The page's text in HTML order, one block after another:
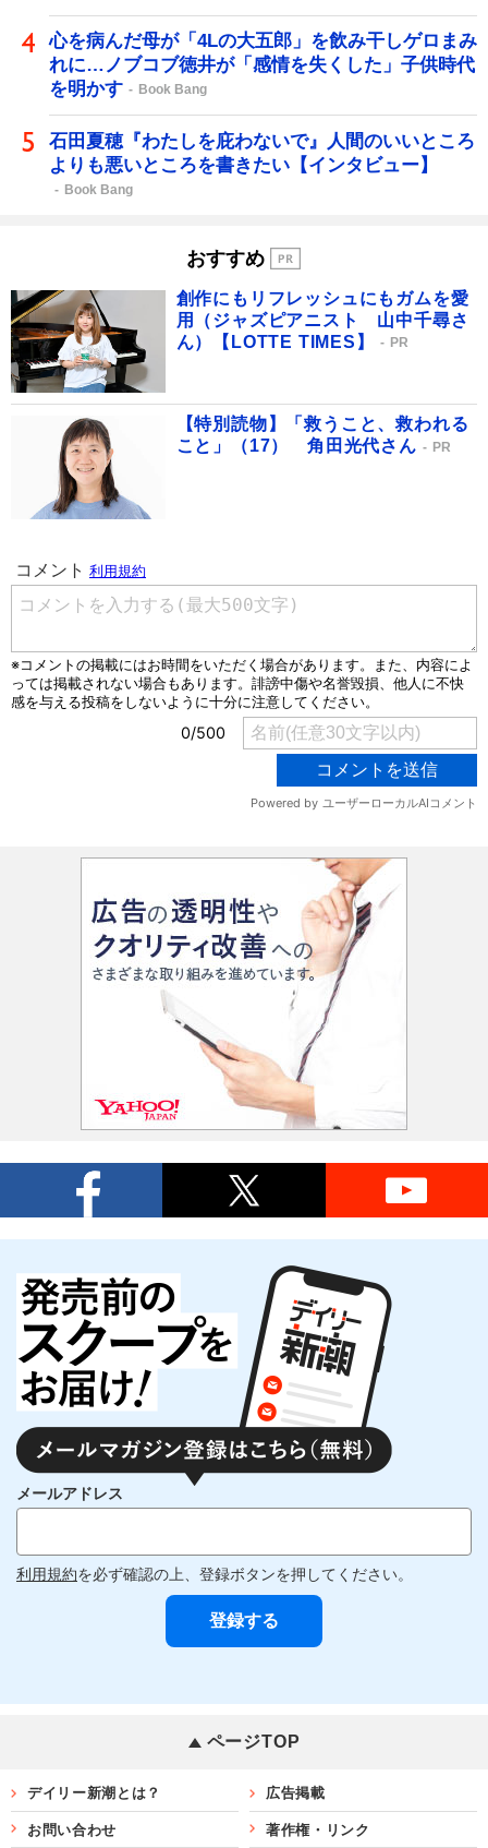
心を病んだ母が「4Lの大五郎」を飲み干しゲロまみ
れに…ノブコブ徳井が「感情を失くした」子供時代
を明かす
Book Bang
石田夏穂『わたしを庇わないで』人間のいいところ
よりも悪いところを書きたい【インタビュー】
Book Bang
おすすめ
創作にもリフレッシュにもガムを愛
用（ジャズピアニスト 山中千尋さ
ん）【LOTTE TIMES】
PR
【特別読物】「救うこと、救われる
こと」（17） 角田光代さん
PR
メールアドレス
利用規約を必ず確認の上、登録ボタンを押してください。
ページTOP
デイリー新潮とは？ 広告掲載
お問い合わせ 著作権・リンク